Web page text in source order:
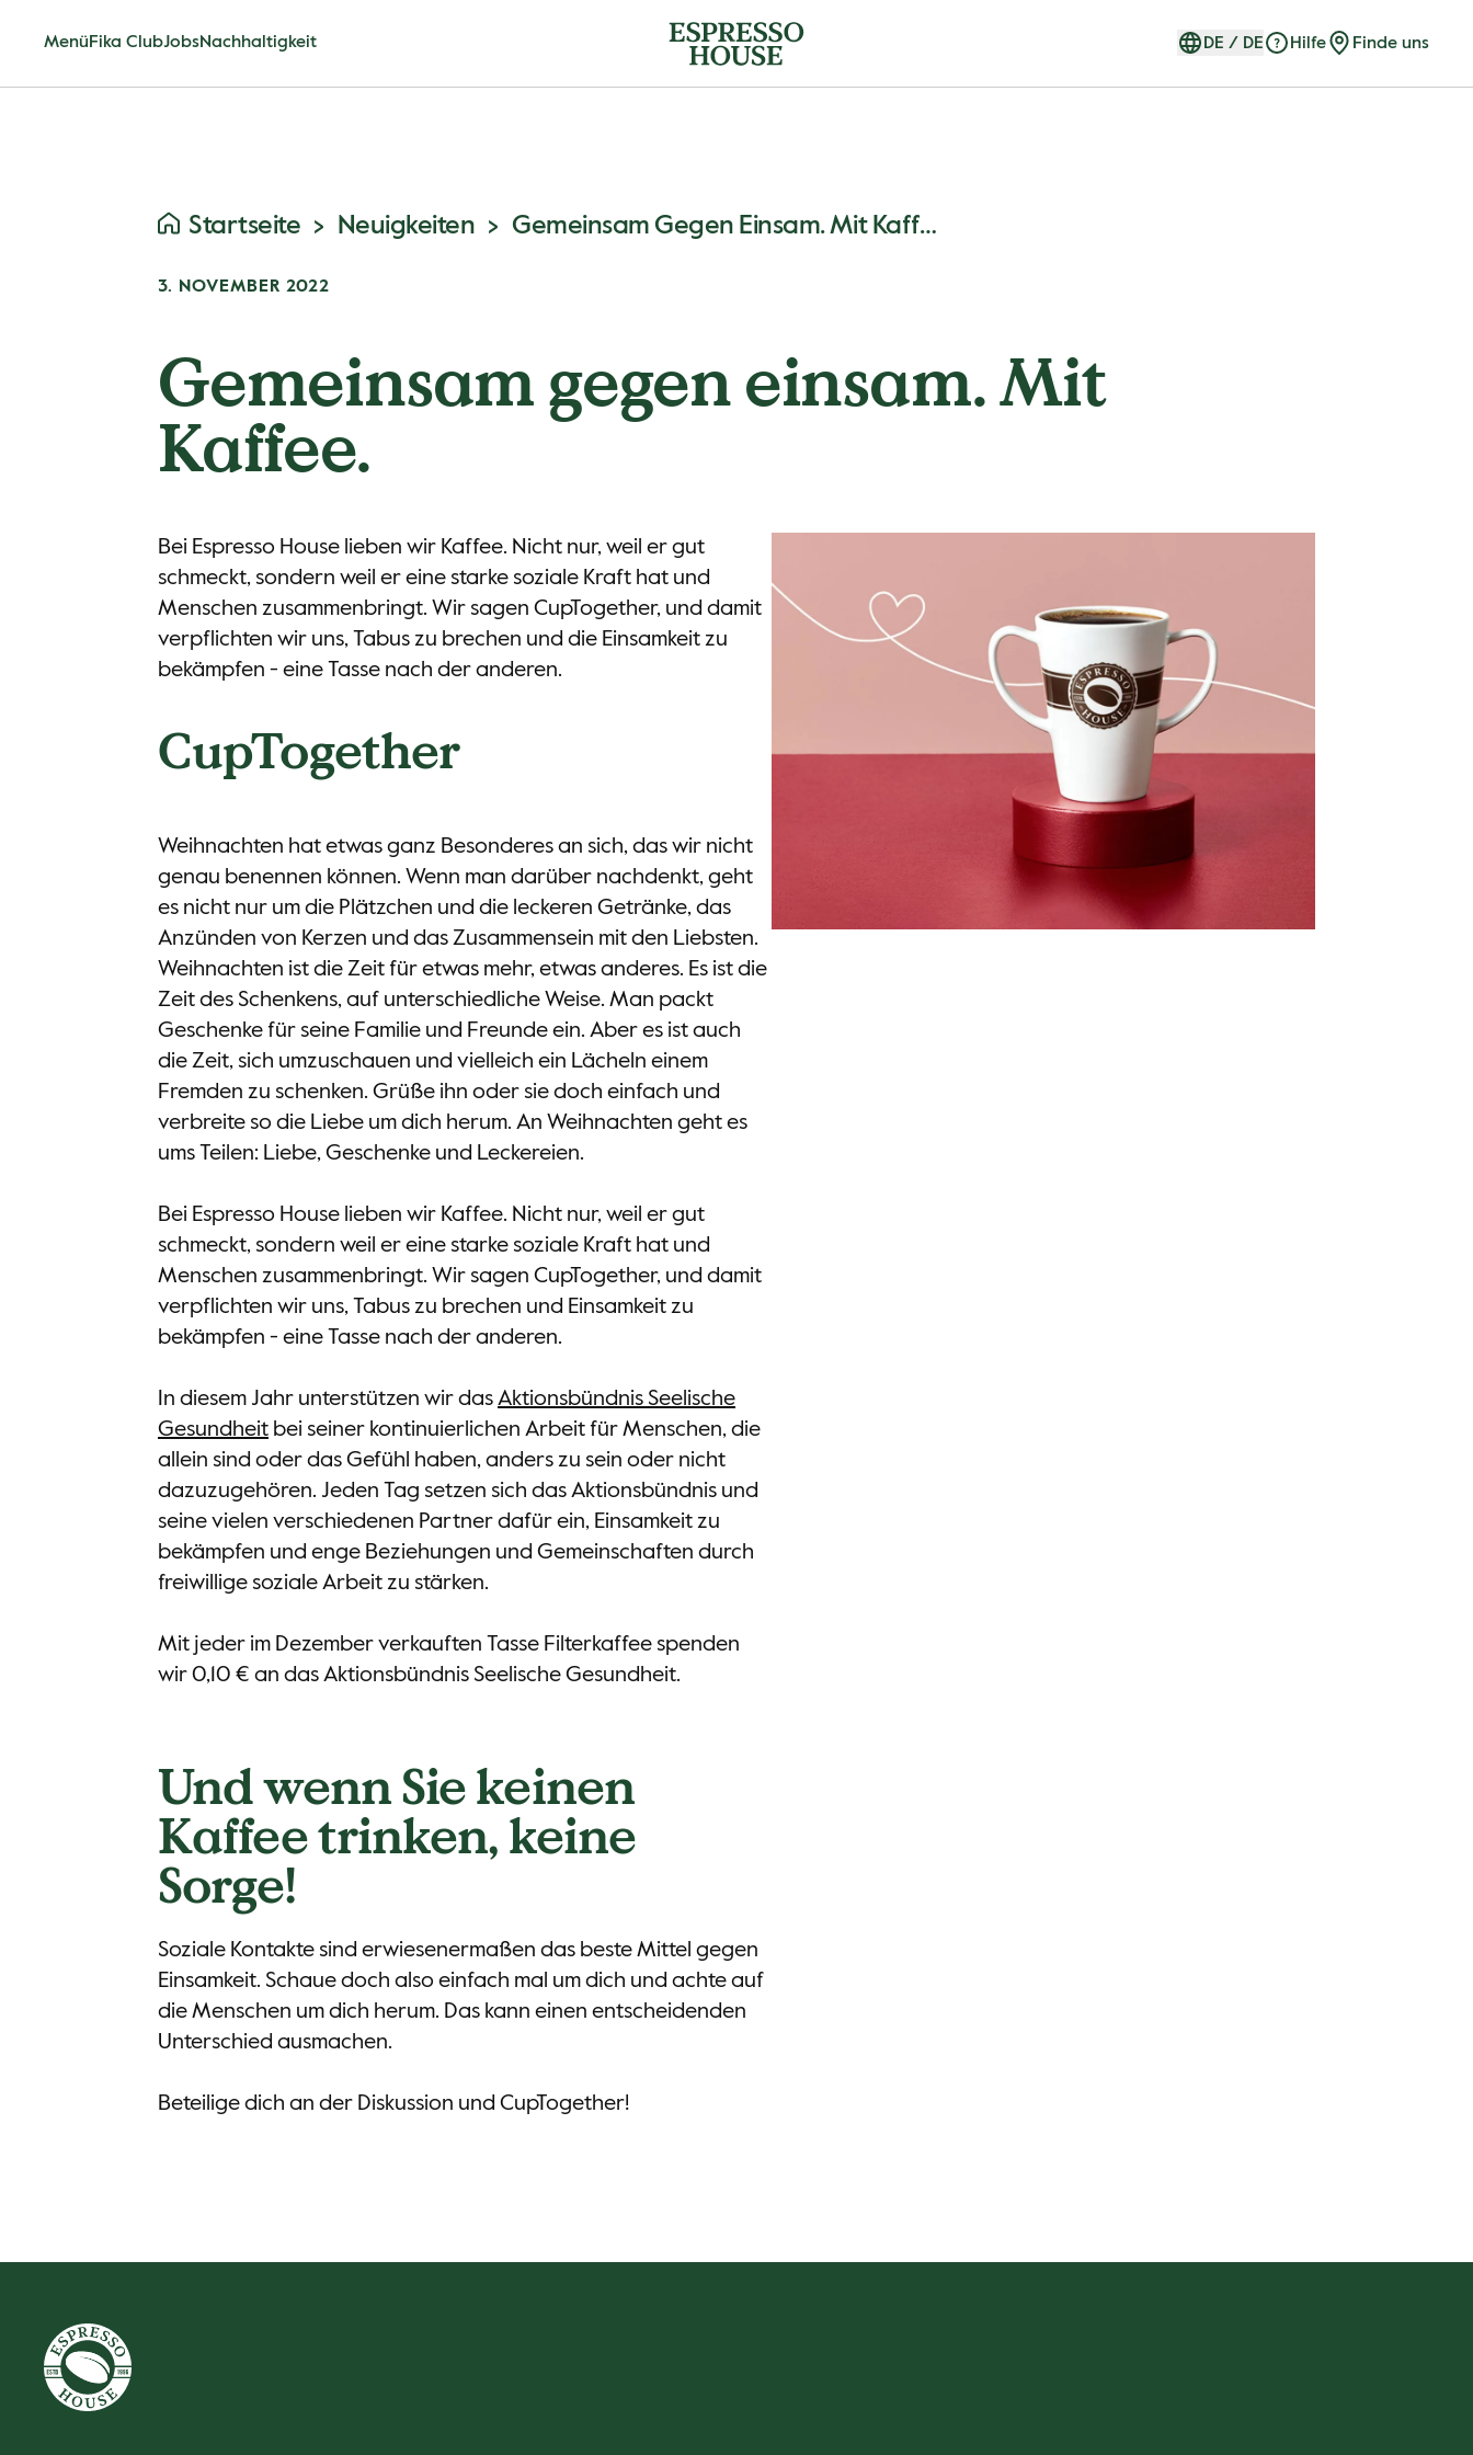
Menü Fika ClubJobsNachhaltigkeit DE / DE Hilfe Finde uns
Startseite Neuigkeiten Gemeinsam Gegen Einsam. Mit Kaffee.
3. NOVEMBER 2022
Gemeinsam gegen einsam. Mit
Kaffee.
Bei Espresso House lieben wir Kaffee. Nicht nur, weil er gut
schmeckt, sondern weil er eine starke soziale Kraft hat und
Menschen zusammenbringt. Wir sagen CupTogether, und damit
verpflichten wir uns, Tabus zu brechen und die Einsamkeit zu
bekämpfen - eine Tasse nach der anderen.
CupTogether
Weihnachten hat etwas ganz Besonderes an sich, das wir nicht
genau benennen können. Wenn man darüber nachdenkt, geht
es nicht nur um die Plätzchen und die leckeren Getränke, das
Anzünden von Kerzen und das Zusammensein mit den Liebsten.
Weihnachten ist die Zeit für etwas mehr, etwas anderes. Es ist die
Zeit des Schenkens, auf unterschiedliche Weise. Man packt
Geschenke für seine Familie und Freunde ein. Aber es ist auch
die Zeit, sich umzuschauen und vielleich ein Lächeln einem
Fremden zu schenken. Grüße ihn oder sie doch einfach und
verbreite so die Liebe um dich herum. An Weihnachten geht es
ums Teilen: Liebe, Geschenke und Leckereien.
Bei Espresso House lieben wir Kaffee. Nicht nur, weil er gut
schmeckt, sondern weil er eine starke soziale Kraft hat und
Menschen zusammenbringt. Wir sagen CupTogether, und damit
verpflichten wir uns, Tabus zu brechen und Einsamkeit zu
bekämpfen - eine Tasse nach der anderen.
In diesem Jahr unterstützen wir das Aktionsbündnis Seelische
Gesundheit bei seiner kontinuierlichen Arbeit für Menschen, die
allein sind oder das Gefühl haben, anders zu sein oder nicht
dazuzugehören. Jeden Tag setzen sich das Aktionsbündnis und
seine vielen verschiedenen Partner dafür ein, Einsamkeit zu
bekämpfen und enge Beziehungen und Gemeinschaften durch
freiwillige soziale Arbeit zu stärken.
Mit jeder im Dezember verkauften Tasse Filterkaffee spenden
wir 0,10 € an das Aktionsbündnis Seelische Gesundheit.
Und wenn Sie keinen
Kaffee trinken, keine
Sorge!
Soziale Kontakte sind erwiesenermaßen das beste Mittel gegen
Einsamkeit. Schaue doch also einfach mal um dich und achte auf
die Menschen um dich herum. Das kann einen entscheidenden
Unterschied ausmachen.
Beteilige dich an der Diskussion und CupTogether!